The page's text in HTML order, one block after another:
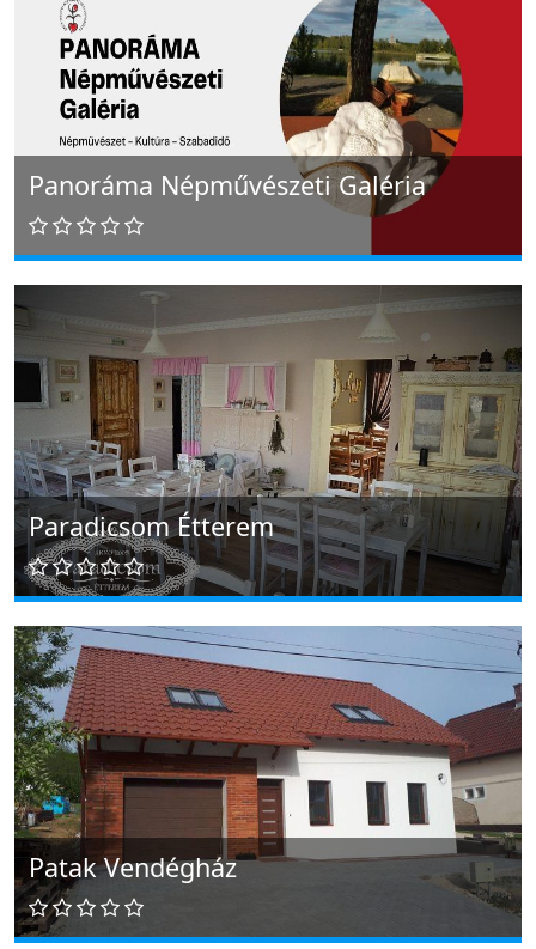
Panoráma Népművészeti Galéria
Paradicsom Étterem
Patak Vendégház